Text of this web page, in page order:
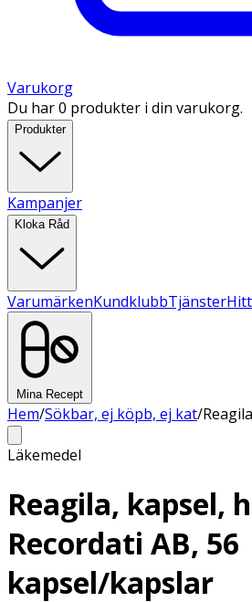
Varukorg
Du har 0 produkter i din varukorg.
Produkter
Kampanjer
Kloka Råd
VarumärkenKundklubbTjänster
Mina Recept
Hem/Sökbar, ej köpb, ej kat/Reagila
Läkemedel
Reagila, kapsel,
Recordati AB, 56
kapsel/kapslar